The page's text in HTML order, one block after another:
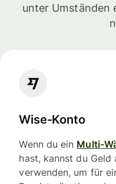
unter Umständen
Wise-Konto
Wenn du ein Multi-
hast, kannst du Geld
verwenden, um für